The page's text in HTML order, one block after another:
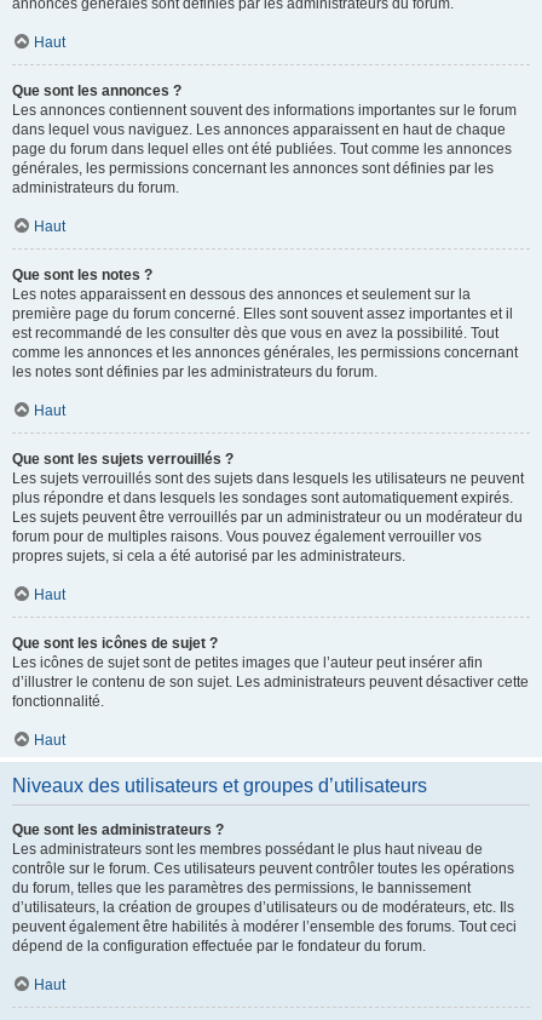
annonces générales sont définies par les administrateurs du forum.
Haut
Que sont les annonces ?
Les annonces contiennent souvent des informations importantes sur le forum
dans lequel vous naviguez. Les annonces apparaissent en haut de chaque
page du forum dans lequel elles ont été publiées. Tout comme les annonces
générales, les permissions concernant les annonces sont définies par les
administrateurs du forum.
Haut
Que sont les notes ?
Les notes apparaissent en dessous des annonces et seulement sur la
première page du forum concerné. Elles sont souvent assez importantes et il
est recommandé de les consulter dès que vous en avez la possibilité. Tout
comme les annonces et les annonces générales, les permissions concernant
les notes sont définies par les administrateurs du forum.
Haut
Que sont les sujets verrouillés ?
Les sujets verrouillés sont des sujets dans lesquels les utilisateurs ne peuvent
plus répondre et dans lesquels les sondages sont automatiquement expirés.
Les sujets peuvent être verrouillés par un administrateur ou un modérateur du
forum pour de multiples raisons. Vous pouvez également verrouiller vos
propres sujets, si cela a été autorisé par les administrateurs.
Haut
Que sont les icônes de sujet ?
Les icônes de sujet sont de petites images que l’auteur peut insérer afin
d’illustrer le contenu de son sujet. Les administrateurs peuvent désactiver cette
fonctionnalité.
Haut
Niveaux des utilisateurs et groupes d’utilisateurs
Que sont les administrateurs ?
Les administrateurs sont les membres possédant le plus haut niveau de
contrôle sur le forum. Ces utilisateurs peuvent contrôler toutes les opérations
du forum, telles que les paramètres des permissions, le bannissement
d’utilisateurs, la création de groupes d’utilisateurs ou de modérateurs, etc. Ils
peuvent également être habilités à modérer l’ensemble des forums. Tout ceci
dépend de la configuration effectuée par le fondateur du forum.
Haut